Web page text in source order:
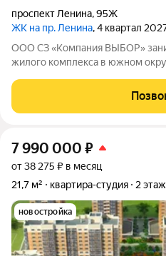
проспект Ленина,95Ж
ЖК на пр. Ленина, 4 квартал
ООО СЗ «Компания ВЫБОР»
жилого комплекса в южном
творчества, в шаговой
Район отличается благоприятной
7 990 000 ₽
от 38 275 ₽ в месяц
21,7 м²
квартира-студия 2
новостройка